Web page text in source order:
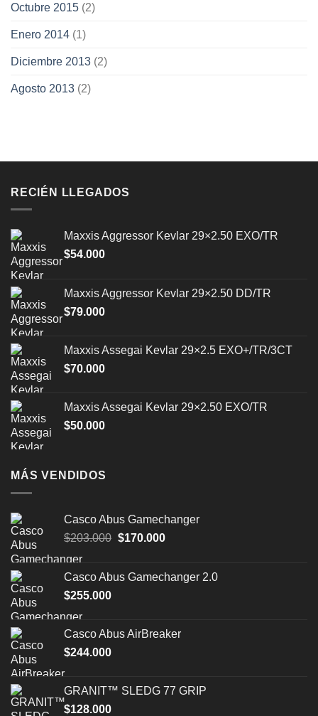
Octubre 2015 (2)
Enero 2014 (1)
Diciembre 2013 (2)
Agosto 2013 (2)
RECIÉN LLEGADOS
Maxxis Aggressor Kevlar 29×2.50 EXO/TR
$54.000
Maxxis Aggressor Kevlar 29×2.50 DD/TR
$79.000
Maxxis Assegai Kevlar 29×2.5 EXO+/TR/3CT
$70.000
Maxxis Assegai Kevlar 29×2.50 EXO/TR
$50.000
MÁS VENDIDOS
Casco Abus Gamechanger
$203.000 El
era:
$170.000El
es:
Casco Abus Gamechanger 2.0
$255.000
Casco Abus AirBreaker
$244.000
GRANIT™ SLEDG 77 GRIP
$128.000